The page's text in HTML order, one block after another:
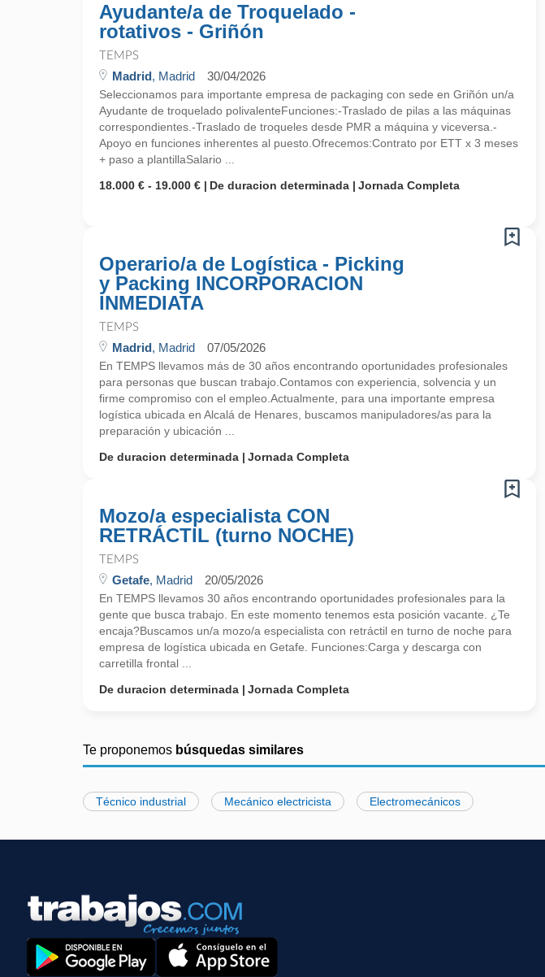
Ayudante/a de Troquelado -
rotativos - Griñón
TEMPS
Madrid, Madrid 30/04/2026
Seleccionamos para importante empresa de packaging con sede en Griñón un/a
Ayudante de troquelado polivalenteFunciones:-Traslado de pilas a las máquinas
correspondientes.-Traslado de troqueles desde PMR a máquina y viceversa.-
Apoyo en funciones inherentes al puesto.Ofrecemos:Contrato por ETT x 3 meses
+ paso a plantillaSalario ...
18.000 € - 19.000 €
De duracion determinada Jornada Completa
Operario/a de Logística - Picking
y Packing INCORPORACION
INMEDIATA
TEMPS
Madrid, Madrid 07/05/2026
En TEMPS llevamos más de 30 años encontrando oportunidades profesionales
para personas que buscan trabajo.Contamos con experiencia, solvencia y un
firme compromiso con el empleo.Actualmente, para una importante empresa
logística ubicada en Alcalá de Henares, buscamos manipuladores/as para la
preparación y ubicación ...
De duracion determinada
Jornada Completa
Mozo/a especialista CON
RETRÁCTIL (turno NOCHE)
TEMPS
Getafe, Madrid 20/05/2026
En TEMPS llevamos 30 años encontrando oportunidades profesionales para la
gente que busca trabajo. En este momento tenemos esta posición vacante. ¿Te
encaja?Buscamos un/a mozo/a especialista con retráctil en turno de noche para
empresa de logística ubicada en Getafe. Funciones:Carga y descarga con
carretilla frontal ...
De duracion determinada
Jornada Completa
Te proponemos búsquedas similares
Técnico industrial Mecánico electricista Electromecánicos